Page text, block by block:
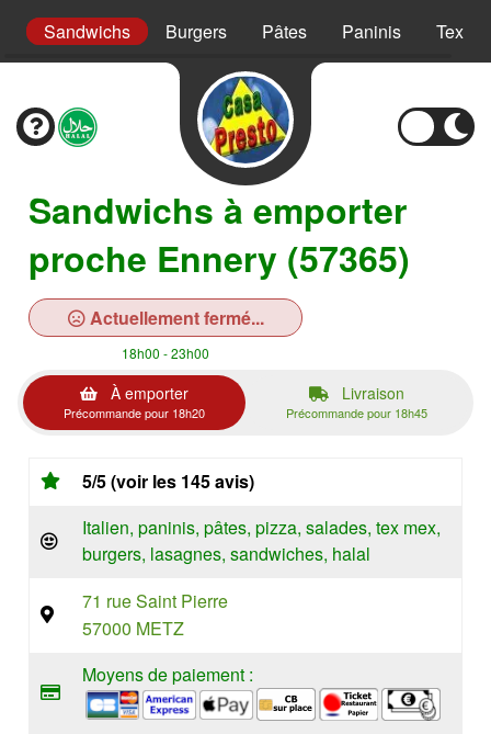
Sandwichs Burgers Pâtes Paninis Tex
Sandwichs à emporter
proche Ennery (57365)
Actuellement fermé...
18h00 - 23h00
À emporter
Précommande pour 18h20
Livraison
Précommande pour 18h45
5/5 (voir les 145 avis)
Italien, paninis, pâtes, pizza, salades, tex mex,
burgers, lasagnes, sandwiches, halal
71 rue Saint Pierre
57000 METZ
Moyens de paiement :